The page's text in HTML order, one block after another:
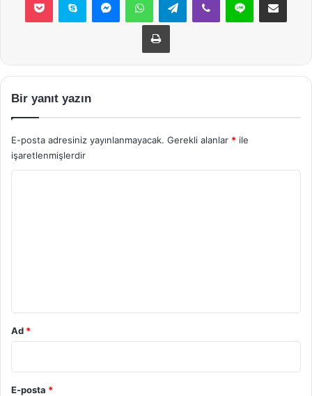
Yazdır
Bir yanıt yazın
E-posta adresiniz yayınlanmayacak. Gerekli alanlar * ile
işaretlenmişlerdir
Ad *
E-posta *